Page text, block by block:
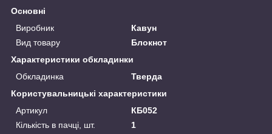
Основні
Виробник
Кавун
Вид товару
Блокнот
Характеристики обкладинки
Обкладинка
Тверда
Користувальницькі характеристики
Артикул
КБ052
Кількість в пачці, шт.
1